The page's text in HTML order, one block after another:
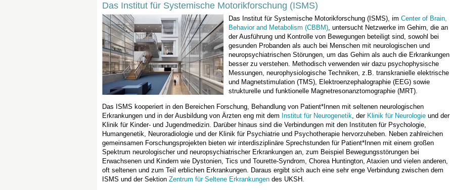
Das Institut für Systemische Motorikforschung (ISMS)
Das Institut für Systemische Motorikforschung (ISMS), im Center of Brain,
Behavior and Metabolism (CBBM), untersucht Netzwerke im Gehirn, die an
der Ausführung und Kontrolle von Bewegungen beteiligt sind, sowohl bei
gesunden Probanden als auch bei Menschen mit neurologischen und
neuropsychiatrischen Störungen, um das Gehirn als auch die Erkrankungen
besser zu verstehen. Methodisch verwenden wir dazu psychophysische
Messungen, neurophysiologische Techniken, z.B. transkranielle elektrische
und Magnetstimulation (TMS), Elektroenzephalographie (EEG) sowie
strukturelle und funktionelle Magnetresonanztomographie (MRT).
Das ISMS kooperiert in den Bereichen Forschung, Behandlung von Patient*Innen mit seltenen neurologischen
Erkrankungen und in der Ausbildung von Ärzten eng mit dem Institut für Neurogenetik, der Klinik für Neurologie und der
Klinik für Kinder- und Jugendmedizin. Darüber hinaus sind die Verbindungen mit den Instituten für Psychologie,
Humangenetik, Neuroradiologie und der Klinik für Psychiatrie und Psychotherapie hervorzuheben. Neben zahlreichen
gemeinsamen Forschungsprojekten bieten wir interdisziplinäre Sprechstunden für Patient*Innen mit einem großen
Spektrum neurologischer und neuropsychiatrischer Erkrankungen an, zum Beispiel Bewegungsstörungen bei
Erwachsenen und Kindern wie Dystonien, Tics und Tourette-Syndrom, Chorea Huntington, Ataxien und vielen anderen,
oft seltenen und zum Teil erblichen Erkrankungen. Daraus ergibt sich auch eine sehr enge Verbindung zwischen dem
ISMS und der Sektion Zentrum für Seltene Erkrankungen des UKSH.